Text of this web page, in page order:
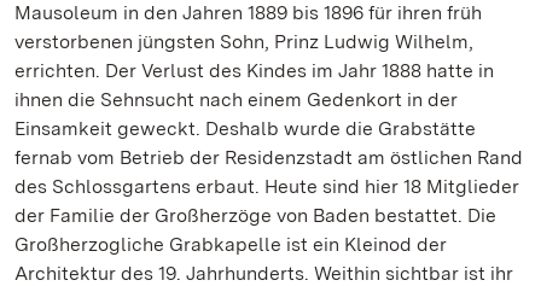
Mausoleum in den Jahren 1889 bis 1896 für ihren früh
verstorbenen jüngsten Sohn, Prinz Ludwig Wilhelm,
errichten. Der Verlust des Kindes im Jahr 1888 hatte in
ihnen die Sehnsucht nach einem Gedenkort in der
Einsamkeit geweckt. Deshalb wurde die Grabstätte
fernab vom Betrieb der Residenzstadt am östlichen Rand
des Schlossgartens erbaut. Heute sind hier 18 Mitglieder
der Familie der Großherzöge von Baden bestattet. Die
Großherzogliche Grabkapelle ist ein Kleinod der
Architektur des 19. Jahrhunderts. Weithin sichtbar ist ihr